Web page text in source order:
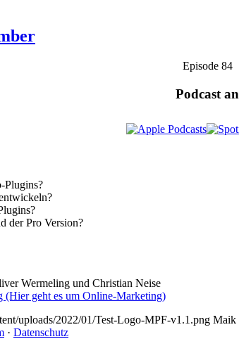
Episode 84
Podcast
Plugins?
der Pro Version?
Wermeling und Christian Neise
(Hier geht es um Online-Marketing)
uploads/2022/01/Test-Logo-MPF-v1.1.png Maik
· Datenschutz